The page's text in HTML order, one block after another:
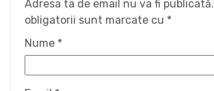
Adresa ta de email nu va fi publicată.
obligatorii sunt marcate cu *
Nume *